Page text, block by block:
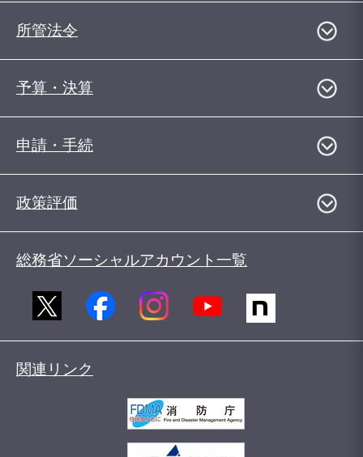
所管法令
予算・決算
申請・手続
政策評価
総務省ソーシャルアカウント一覧
関連リンク